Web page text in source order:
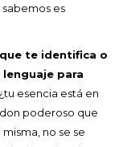
es
te identifica o
para
, ¿tu esencia está en
poderoso que
no se se